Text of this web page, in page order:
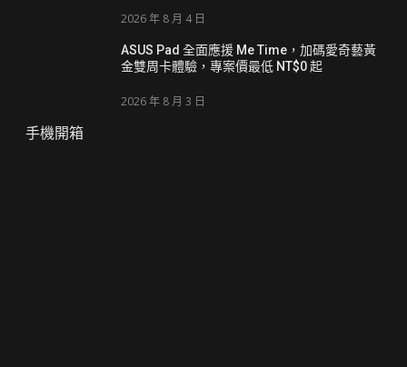
2026 年 8 月 4 日
ASUS Pad 全面應援 Me Time，加碼愛奇藝黃
金雙周卡體驗，專案價最低 NT$0 起
2026 年 8 月 3 日
手機開箱